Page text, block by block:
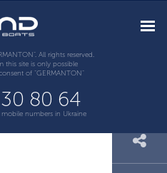
All rights reserved.
this site is only possible
of "GERMANTON"
80 64
numbers in Ukraine